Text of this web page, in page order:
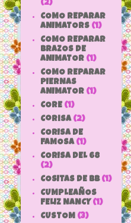
(2)
COMO REPARAR
ANIMATORS (1)
COMO REPARAR
BRAZOS DE
ANIMATOR (1)
COMO REPARAR
PIERNAS
ANIMATOR (1)
CORE (1)
Corisa (2)
CORISA DE
FAMOSA (1)
CORISA DEL 68
(2)
COSITAS DE bb (1)
CUMPLEAÑOS
FELIZ NANCY (1)
CUSTOM (3)